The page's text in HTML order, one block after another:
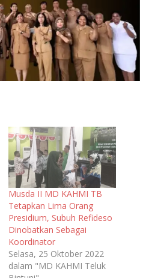
Musda II MD KAHMI TB
Tetapkan Lima Orang
Presidium, Subuh Refideso
Dinobatkan Sebagai
Koordinator
Selasa, 25 Oktober 2022
dalam "MD KAHMI Teluk